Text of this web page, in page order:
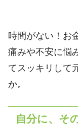
時間がない！お
痛みや不安に悩
てスッキリして
か。
自分に、そ